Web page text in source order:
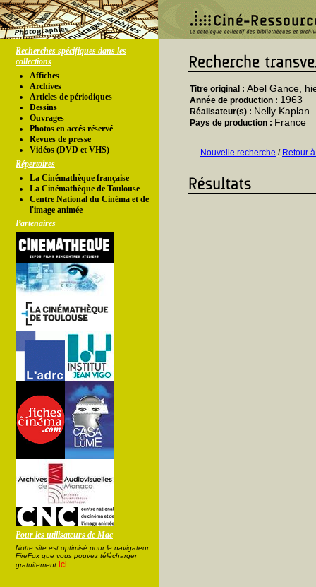
Recherches spécifiques dans les
collections
Affiches
Archives
Articles de périodiques
Dessins
Ouvrages
Photos en accés réservé
Revues de presse
Vidéos (DVD et VHS)
Répertoires
La Cinémathèque française
La Cinémathèque de Toulouse
Centre National du Cinéma et de
l'image animée
Partenaires
Pour les utilisateurs de Mac
Notre site est optimisé pour le navigateur
FireFox que vous pouvez télécharger
gratuitement ici
Titre original : Abel Gance,
Année de production : 1963
Réalisateur(s) : Nelly Kaplan
Pays de production : France
Nouvelle recherche / Retour